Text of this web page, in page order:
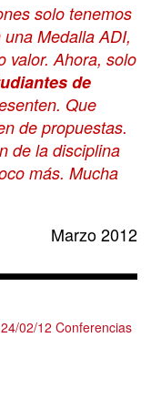
solo tenemos
Medalla ADI,
valor. Ahora, solo
de
Que
de propuestas.
de la disciplina
más. Mucha
Marzo 2012
24/02/12 Conferencias